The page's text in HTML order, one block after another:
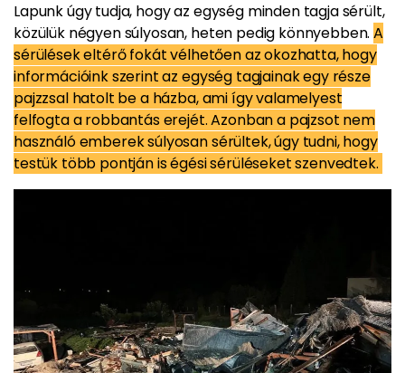
Lapunk úgy tudja, hogy az egység minden tagja sérült,
közülük négyen súlyosan, heten pedig könnyebben.A
sérülések eltérő fokát vélhetően az okozhatta, hogy
információink szerint az egység tagjainak egy része
pajzzsal hatolt be a házba, ami így valamelyest
felfogta a robbantás erejét. Azonban a pajzsot nem
használó emberek súlyosan sérültek, úgy tudni, hogy
testük több pontján is égési sérüléseket szenvedtek.